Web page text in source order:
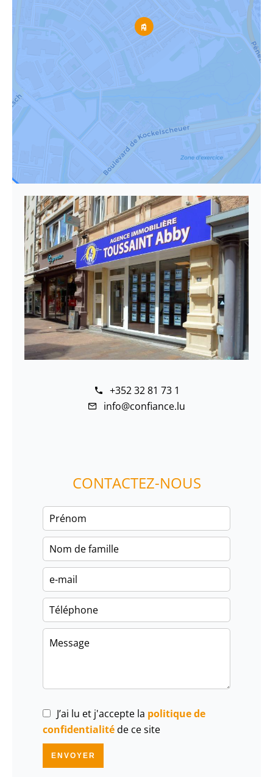
+352 32 81 73 1
info@confiance.lu
CONTACTEZ-NOUS
J’ai lu et j'accepte la politique de
confidentialitéde ce site
ENVOYER